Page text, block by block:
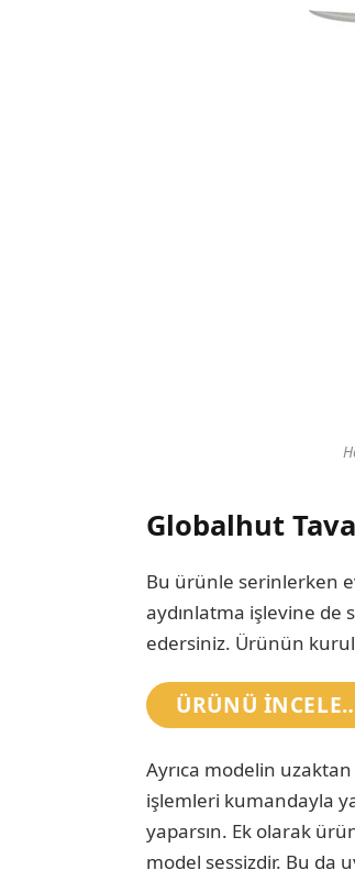
Globalhut
Bu ürünle serinlerken
aydınlatma işlevine de
edersiniz. Ürünün
ÜRÜNÜ
Ayrıca modelin uzaktan
işlemleri kumandayla
yaparsın. Ek olarak
model sessizdir. Bu da